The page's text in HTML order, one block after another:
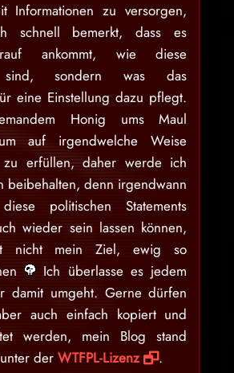
Informationen zu versorgen,
schnell bemerkt, dass es
ankommt, wie diese
sind, sondern was das
eine Einstellung dazu pflegt.
Honig ums Maul
auf irgendwelche Weise
zu erfüllen, daher werde ich
beibehalten, denn irgendwann
politischen Statements
wieder sein lassen können,
nicht mein Ziel, ewig so
Ich überlasse es jedem
damit umgeht. Gerne dürfen
auch einfach kopiert und
werden, mein Blog stand
der WTFPL-Lizenz .